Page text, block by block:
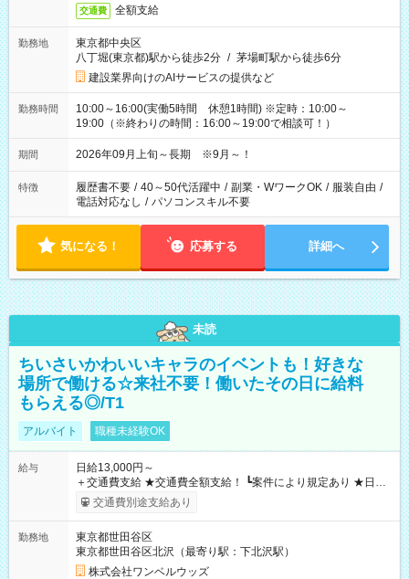
交通費 全額支給
勤務地
東京都中央区
八丁堀(東京都)駅から徒歩2分 / 茅場町駅から徒歩6分
建設業界向けのAIサービスの提供など
勤務時間
10:00～16:00(実働5時間 休憩1時間) ※定時：10:00～
19:00（※終わりの時間：16:00～19:00で相談可！）
期間 2026年09月上旬～長期 ※9月～！
特徴 履歴書不要 / 40～50代活躍中 / 副業・WワークOK / 服装自由 /
電話対応なし / パソコンスキル不要
気になる！ 応募する 詳細へ
未読
ちいさいかわいいキャラのイベントも！好きな
場所で働ける☆来社不要！働いたその日に給料
もらえる◎/T1
アルバイト 職種未経験OK
給与
日給13,000円～
＋交通費支給 ★交通費全額支給！ ┗案件により規定あり ★日払
いOK！（規定あり） ┗働いたその日に現金GET♪ お仕事後はコ
ンビニATMから 日払い分を引き落とせます！ 【試用期間】試
交通費別途支給あり
勤務地
東京都世田谷区
東京都世田谷区北沢（最寄り駅：下北沢駅）
株式会社ワンベルウッズ